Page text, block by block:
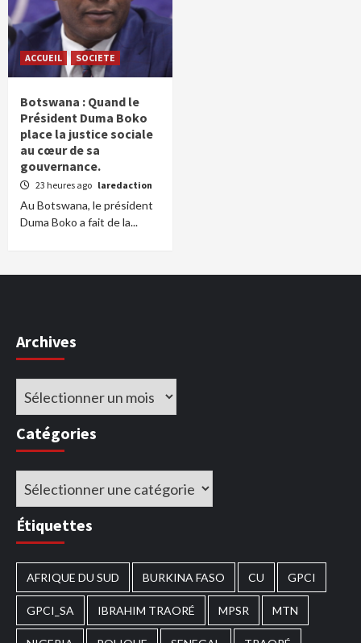
ACCUEIL SOCIETE
Botswana : Quand le
Président Duma Boko
place la justice sociale
au cœur de sa
gouvernance.
23 heures ago laredaction
Au Botswana, le président
Duma Boko a fait de la...
Archives
Archives
Catégories
Catégories
Étiquettes
AFRIQUE DU SUD BURKINA FASO CU GPCI
GPCI_SA IBRAHIM TRAORÉ MPSR MTN